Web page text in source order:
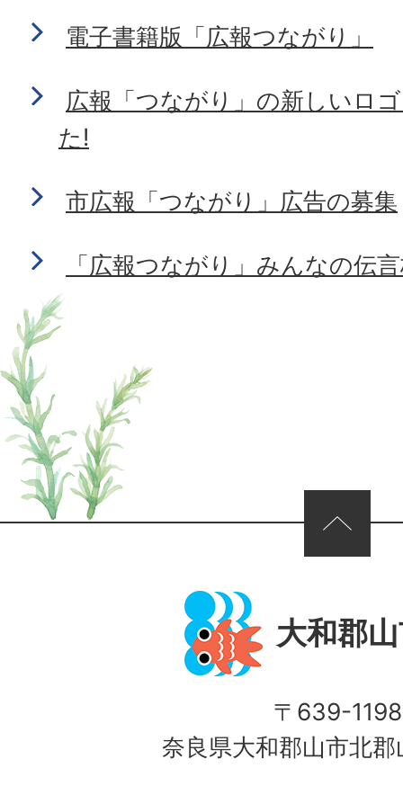
電子書籍版「広報つながり」
広報「つながり」の新しいロ
た!
市広報「つながり」広告の募集
「広報つながり」みんなの伝
ページの先頭へ
大和郡
〒639-1198
奈良県大和郡山市北